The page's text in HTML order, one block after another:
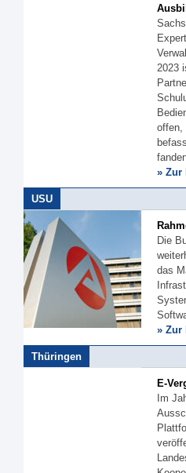
2023
offen,
» Zur
USU
Die
das
» Zur
Thüringen
E-
Im